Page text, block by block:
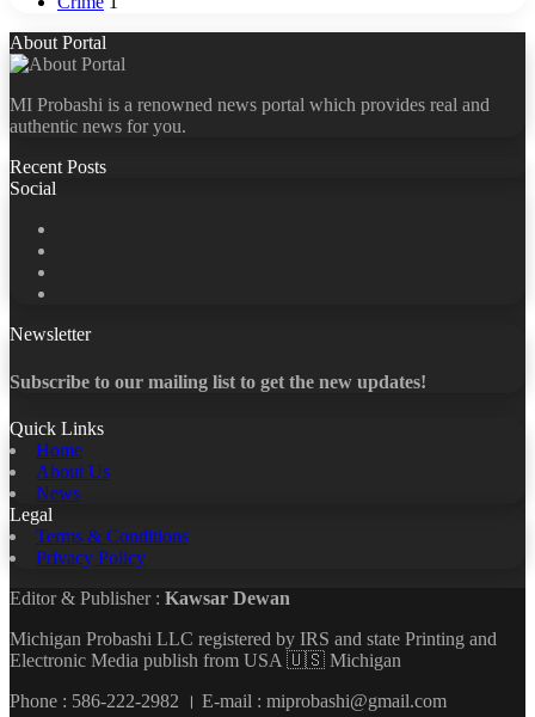
About Portal
MI Probashi is a renowned news portal which provides real and
authentic news for you.
Recent Posts
Social
Newsletter
Subscribe to our mailing list to get the new updates!
Quick Links
Home
About Us
News
Legal
Terms & Conditions
Privacy Policy
Editor & Publisher : Kawsar Dewan
Michigan Probashi LLC registered by IRS and state Printing and
Electronic Media publish from USA 🇺🇸 Michigan
Phone : 586-222-2982 । E-mail : miprobashi@gmail.com